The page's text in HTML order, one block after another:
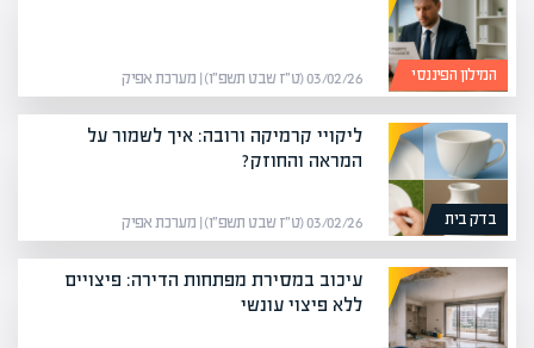
המילון הפיננסי 03/02/26 (ט״ז שבט תשפ״ו) | מערכת אפיק
בדק בית
ליקויי קרמיקה ורובה: איך לשמור על
המראה והחוזק?
03/02/26 (ט״ז שבט תשפ״ו) | מערכת אפיק
עיכוב במסירת מפתחות הדירה: פיצויים
ללא פיצוי עונשי